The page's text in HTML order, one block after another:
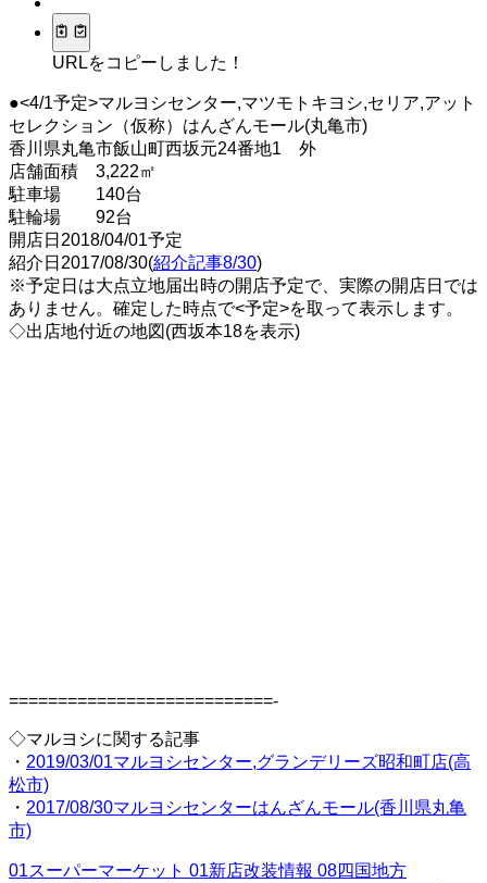
URLをコピーしました！
●<4/1予定>マルヨシセンター,マツモトキヨシ,セリア,アット
セレクション（仮称）はんざんモール(丸亀市)
香川県丸亀市飯山町西坂元24番地1 外
店舗面積 3,222㎡
駐車場 140台
駐輪場 92台
開店日2018/04/01予定
紹介日2017/08/30(紹介記事8/30)
※予定日は大点立地届出時の開 店予定で、 実際の開 店日では
ありません。確定した時点で<予定>を取って表示します。
◇出店地付近の地図(西坂本18を表示)
===========================-
◇マルヨシに関する記事
・ 2019/03/01マルヨシセンター,グランデリーズ昭和町店(高
松市)
・ 2017/08/30マルヨシセンターはんざんモール(香川県丸亀
市)
01スーパーマーケット 01新店改装情報 08四国地方